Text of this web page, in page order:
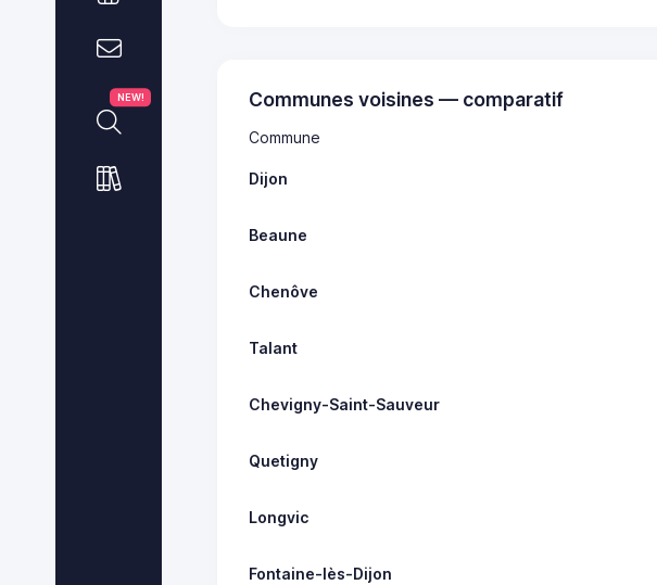
NEW! Communes voisines — comparatif
Commune
Dijon
Beaune
Chenôve
Talant
Chevigny-Saint-Sauveur
Quetigny
Longvic
Fontaine-lès-Dijon